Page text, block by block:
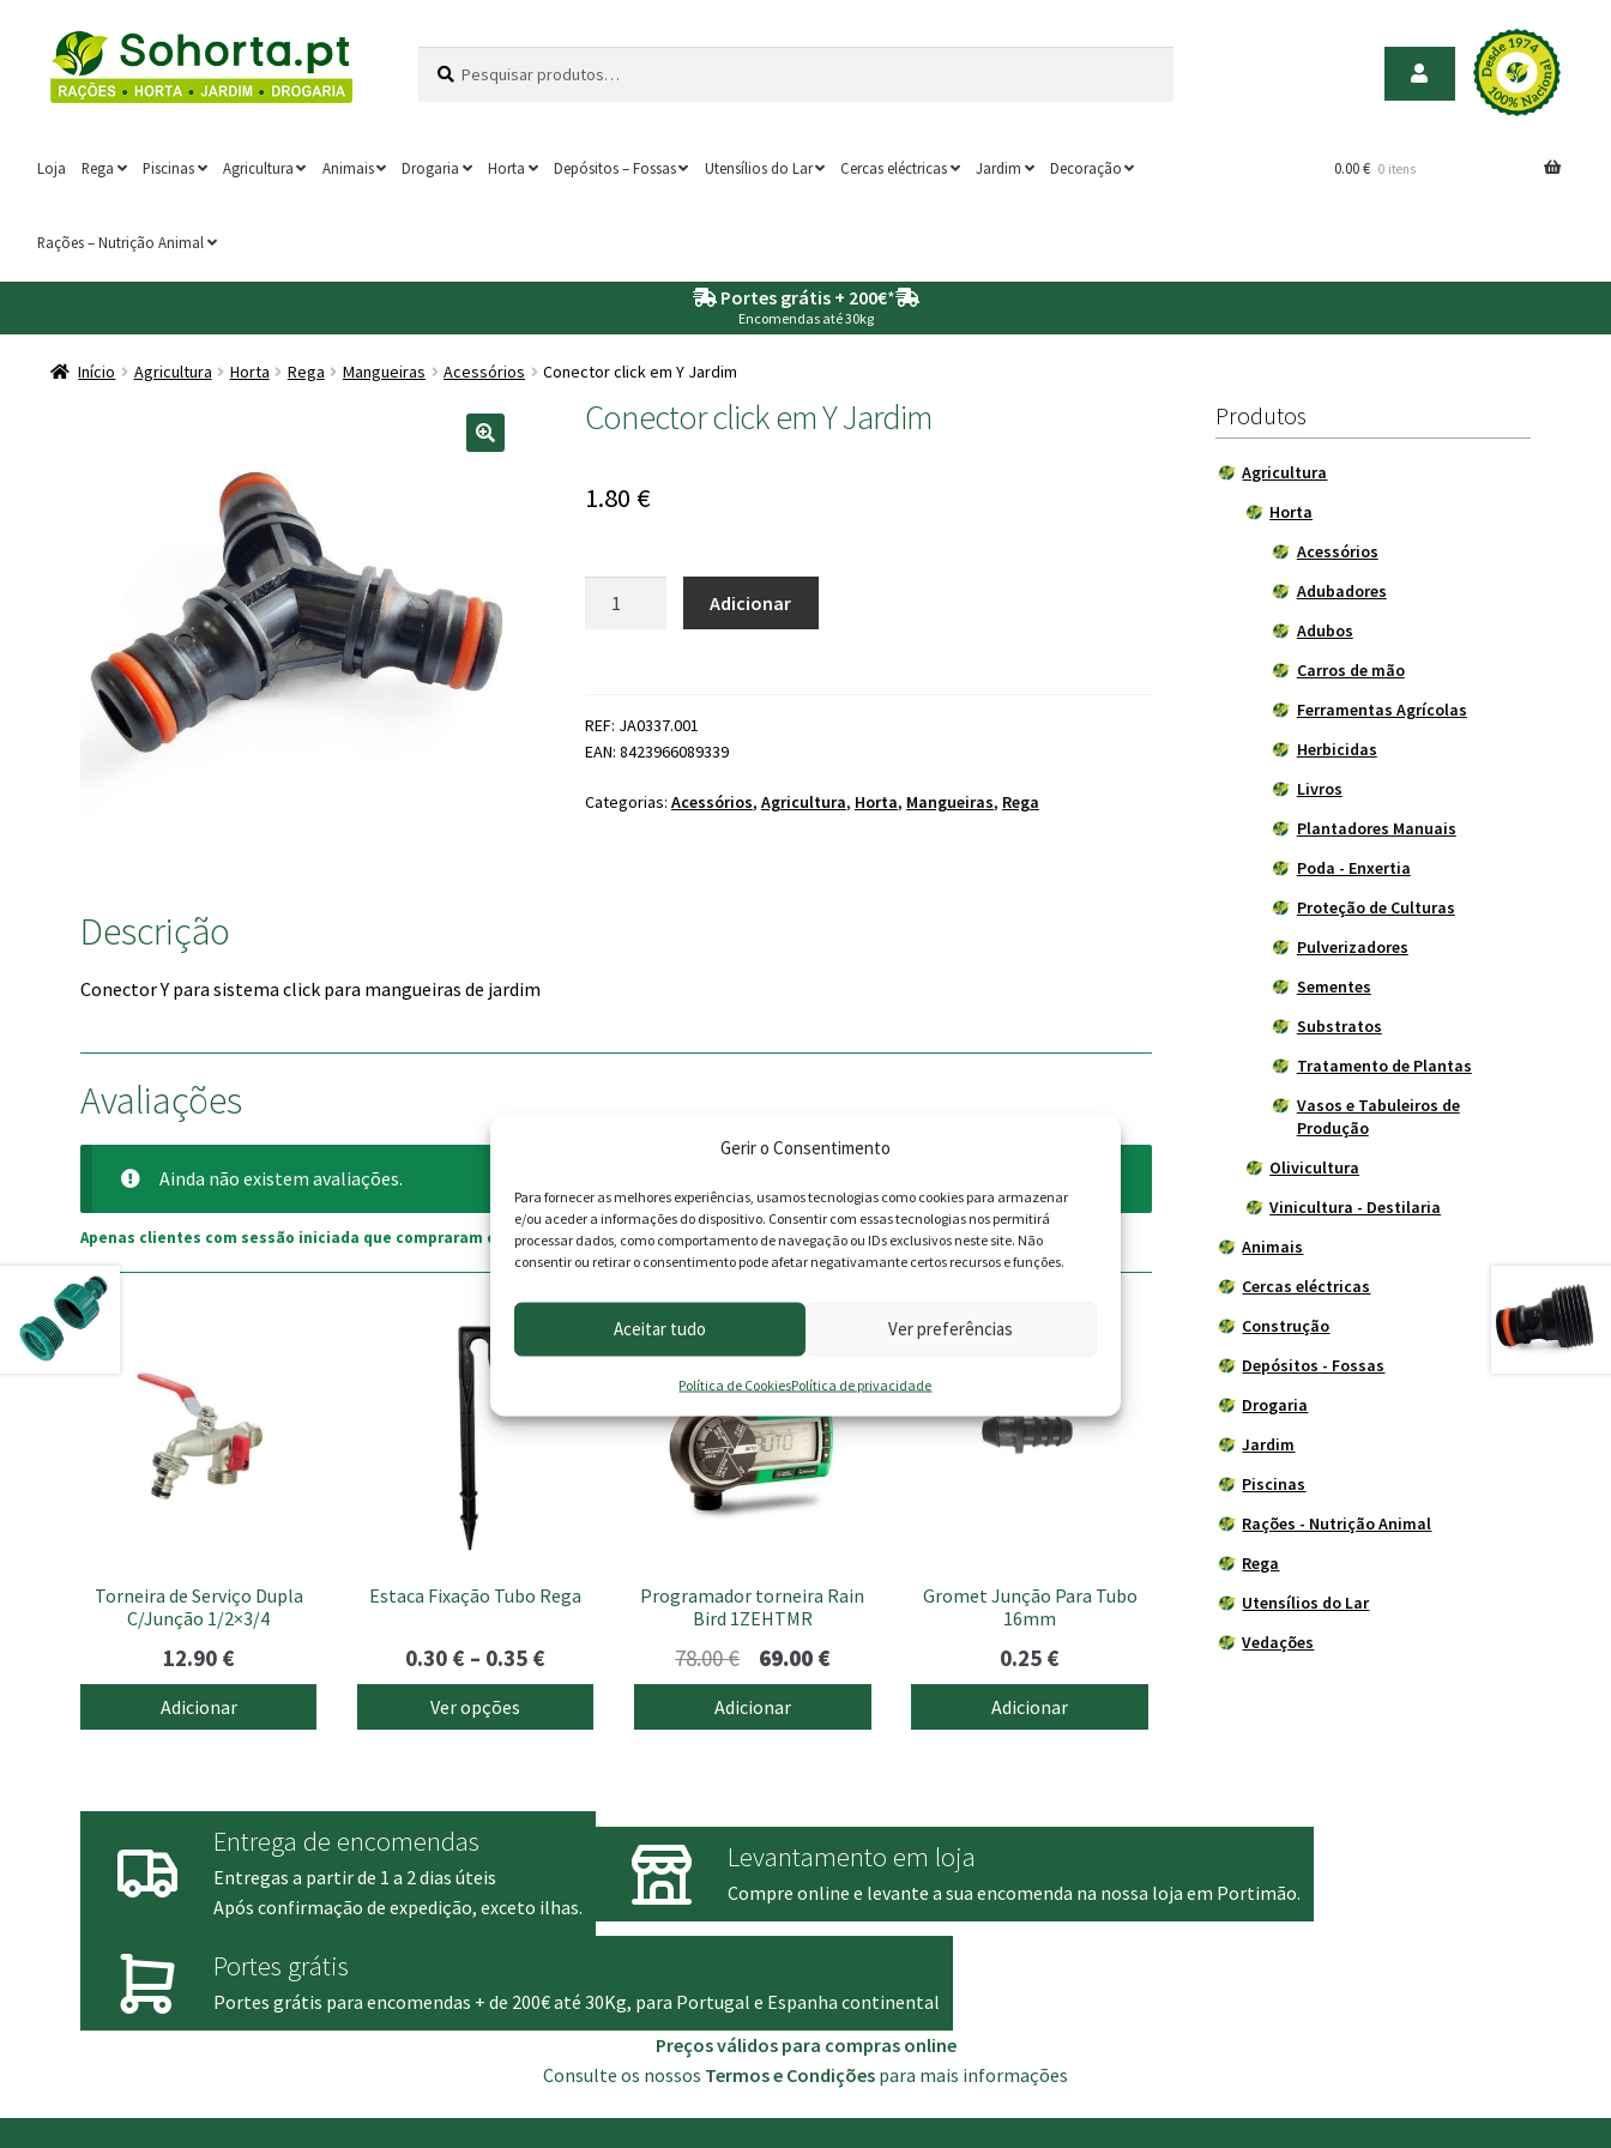
Gerir o Consentimento
Para fornecer as melhores experiências, usamos tecnologias como cookies para armazenar
e/ou aceder a informações do dispositivo. Consentir com essas tecnologias nos permitirá
processar dados, como comportamento de navegação ou IDs exclusivos neste site. Não
consentir ou retirar o consentimento pode afetar negativamante certos recursos e funções.
Aceitar tudo Ver preferências
Política de CookiesPolítica de privacidade
Ir
para
a
Saltar
para
o
por:
Loja Rega Piscinas Agricultura Animais Drogaria Horta Depósitos – Fossas Utensílios do Lar Cercas eléctricas Jardim Decoração
Rações – Nutrição Animal
0.00€ 0 itens
Portes grátis + 200€*
Encomendas até 30kg
Início Agricultura Horta Rega Mangueiras Acessórios Conector click em Y Jardim
Conector click em Y Jardim
1.80 €
Y
Adicionar
REF: JA0337.001
EAN: 8423966089339
Categorias: Acessórios, Agricultura, Horta, Mangueiras, Rega
Descrição
Conector Y para sistema click para mangueiras de jardim
Avaliações
Ainda não existem avaliações.
Apenas clientes com sessão iniciada que compraram este produto podem deixar opinião.
Torneira de Serviço Dupla
C/Junção 1/2×3/4
12.90 €
Adicionar
Estaca Fixação Tubo Rega
0.30 € – 0.35 €
range:
0.30 €
Ver opções
on
product
Programador torneira Rain
Bird 1ZEHTMR
PROMOÇÃO -12%
78.00€
preço
original
69.00 €O
preço
atual
Adicionar
Gromet Junção Para Tubo
16mm
0.25 €
Adicionar
Produtos
Agricultura
Horta
Acessórios
Adubadores
Adubos
Carros de mão
Ferramentas Agrícolas
Herbicidas
Livros
Plantadores Manuais
Poda - Enxertia
Proteção de Culturas
Pulverizadores
Sementes
Substratos
Tratamento de Plantas
Vasos e Tabuleiros de
Produção
Olivicultura
Vinicultura - Destilaria
Animais
Cercas eléctricas
Construção
Depósitos - Fossas
Drogaria
Jardim
Piscinas
Rações - Nutrição Animal
Rega
Utensílios do Lar
Vedações
Entrega de encomendas
Entregas a partir de 1 a 2 dias úteis
Após confirmação de expedição, exceto ilhas.
Levantamento em loja
Compre online e levante a sua encomenda na nossa loja em Portimão.
Portes grátis
Portes grátis para encomendas + de 200€ até 30Kg, para Portugal e Espanha continental
Preços válidos para compras online
Consulte os nossos Termos e Condições para mais informações